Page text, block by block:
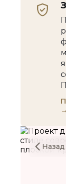
→
Назад